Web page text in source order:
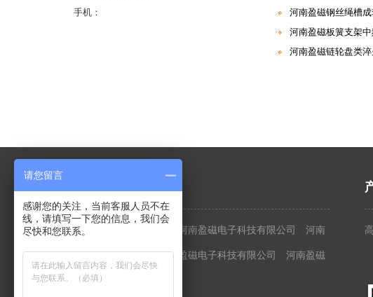
手机：
河南盈磁钢丝绳槽
河南盈磁板簧支架
河南盈磁链轮盘类
河南盈磁电子科技有限公司 河南盈磁电子科技有限公司 河南
盈磁电子科技有限公司 河南盈磁电子科技有限公司 河南盈磁
电子科技有限公司
请您留言
感谢您的关注，当前客服人员不在
线，请填写一下您的信息，我们会
尽快和您联系。